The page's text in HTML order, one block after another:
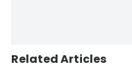
Related Articles